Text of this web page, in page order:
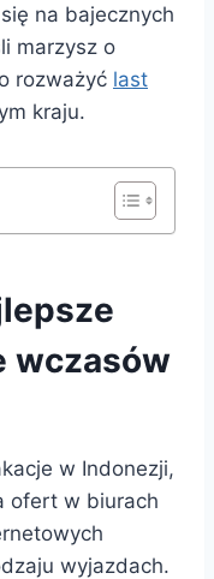
na bajecznych
marzysz o
rozważyć last
kraju.
wczasów
w Indonezji,
ofert w biurach
wyjazdach.